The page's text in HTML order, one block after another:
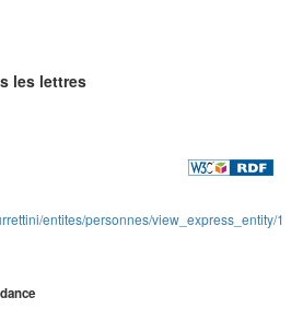
les lettres
entites/personnes/view_express_entity/1